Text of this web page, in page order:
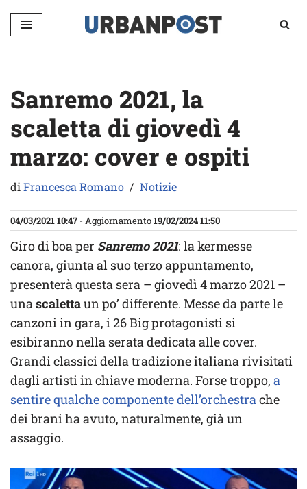
Vai
Sanremo 2021, la
scaletta di giovedì 4
marzo: cover e ospiti
diFrancesca Romano Notizie
04/03/2021 10:47 - Aggiornamento19/02/2024 11:50
Giro di boa per Sanremo 2021: la kermesse
canora, giunta al suo terzo appuntamento,
presenterà questa sera – giovedì 4 marzo 2021 –
unascalettaun po’ differente. Messe da parte le
canzoni in gara, i 26 Big protagonisti si
esibiranno nella serata dedicata alle cover.
Grandi classici della tradizione italiana rivisitati
dagli artisti in chiave moderna. Forse troppo, a
sentire qualche componente dell’orchestrache
dei brani ha avuto, naturalmente, già un
assaggio.